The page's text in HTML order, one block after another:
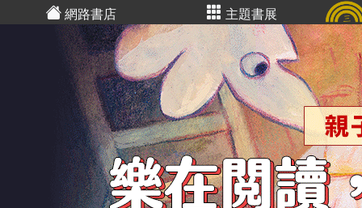
網路書店 主題書展